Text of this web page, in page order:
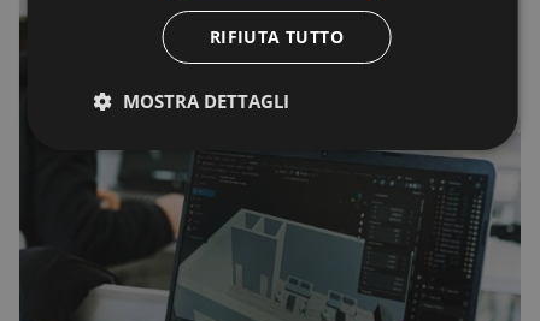
RIFIUTA TUTTO
MOSTRA DETTAGLI